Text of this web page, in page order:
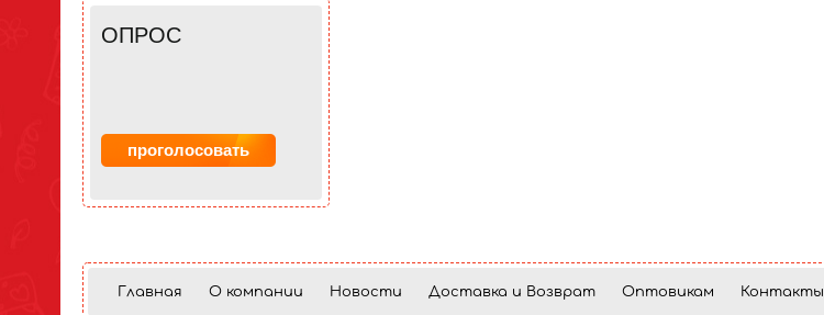
ОПРОС
Главная О компании Новости Доставка и Возврат Оптовикам Контакты